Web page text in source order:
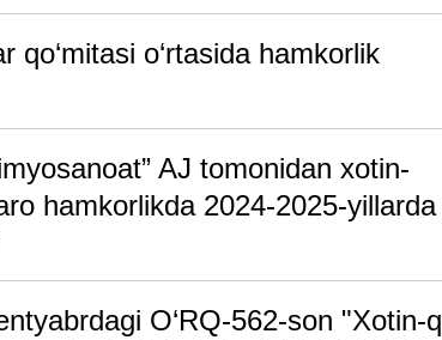
qo‘mitasi o‘rtasida hamkorlik
AJ tomonidan xotin-
hamkorlikda 2024-2025-yillarda
O‘RQ-562-son "Xotin-